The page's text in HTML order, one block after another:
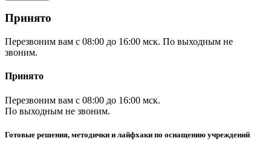
Принято
Перезвоним вам с 08:00 до 16:00 мск. По выходным не
звоним.
Принято
Перезвоним вам с 08:00 до 16:00 мск.
По выходным не звоним.
Готовые решения, методички и лайфхаки по оснащению учреждений